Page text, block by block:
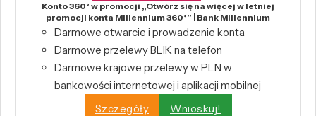
Konto 360° w promocji „Otwórz się na więcej w letniej
promocji konta Millennium 360°” | Bank Millennium
Darmowe otwarcie i prowadzenie konta
Darmowe przelewy BLIK na telefon
Darmowe krajowe przelewy w PLN w
bankowości internetowej i aplikacji mobilnej
Szczegóły
Wnioskuj!